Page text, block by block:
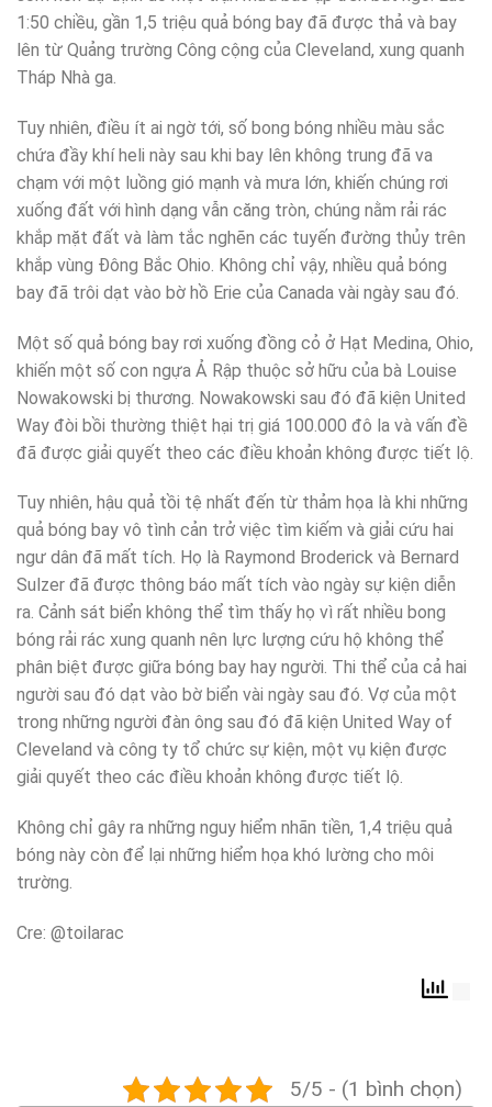
1:50 chiều, gần 1,5 triệu quả bóng bay đã được thả và bay
lên từ Quảng trường Công cộng của Cleveland, xung quanh
Tháp Nhà ga.
Tuy nhiên, điều ít ai ngờ tới, số bong bóng nhiều màu sắc
chứa đầy khí heli này sau khi bay lên không trung đã va
chạm với một luồng gió mạnh và mưa lớn, khiến chúng rơi
xuống đất với hình dạng vẫn căng tròn, chúng nằm rải rác
khắp mặt đất và làm tắc nghẽn các tuyến đường thủy trên
khắp vùng Đông Bắc Ohio. Không chỉ vậy, nhiều quả bóng
bay đã trôi dạt vào bờ hồ Erie của Canada vài ngày sau đó.
Một số quả bóng bay rơi xuống đồng cỏ ở Hạt Medina, Ohio,
khiến một số con ngựa Ả Rập thuộc sở hữu của bà Louise
Nowakowski bị thương. Nowakowski sau đó đã kiện United
Way đòi bồi thường thiệt hại trị giá 100.000 đô la và vấn đề
đã được giải quyết theo các điều khoản không được tiết lộ.
Tuy nhiên, hậu quả tồi tệ nhất đến từ thảm họa là khi những
quả bóng bay vô tình cản trở việc tìm kiếm và giải cứu hai
ngư dân đã mất tích. Họ là Raymond Broderick và Bernard
Sulzer đã được thông báo mất tích vào ngày sự kiện diễn
ra. Cảnh sát biển không thể tìm thấy họ vì rất nhiều bong
bóng rải rác xung quanh nên lực lượng cứu hộ không thể
phân biệt được giữa bóng bay hay người. Thi thể của cả hai
người sau đó dạt vào bờ biển vài ngày sau đó. Vợ của một
trong những người đàn ông sau đó đã kiện United Way of
Cleveland và công ty tổ chức sự kiện, một vụ kiện được
giải quyết theo các điều khoản không được tiết lộ.
Không chỉ gây ra những nguy hiểm nhãn tiền, 1,4 triệu quả
bóng này còn để lại những hiểm họa khó lường cho môi
trường.
Cre: @toilarac
5/5 - (1 bình chọn)